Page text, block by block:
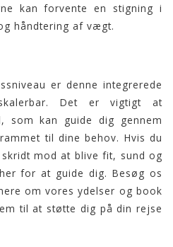
kan forvente en stigning i
håndtering af vægt.
er denne integrerede
Det er vigtigt at
som kan guide dig gennem
til dine behov. Hvis du
mod at blive fit, sund og
for at guide dig. Besøg os
om vores ydelser og book
til at støtte dig på din rejse